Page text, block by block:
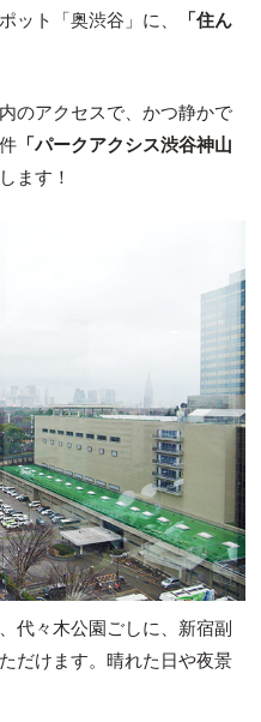
ット「奥渋谷」に、
「住ん
のアクセスで、かつ静かで
「パークアクシス渋谷神山
ます！
代々木公園ごしに、新宿副
だけます。晴れた日や夜景